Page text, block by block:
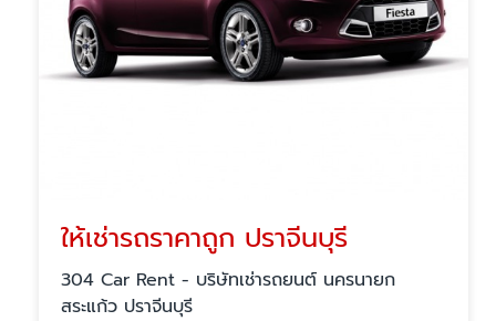
ให้เช่ารถราคาถูก ปราจีนบุรี
304 Car Rent - บริษัทเช่ารถยนต์ นครนายก
สระแก้ว ปราจีนบุรี